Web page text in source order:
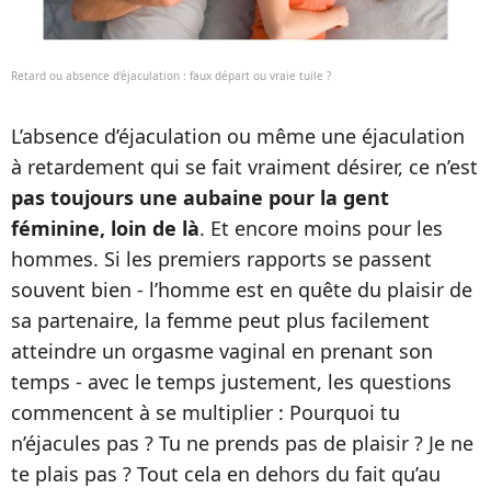
Retard ou absence d'éjaculation : faux départ ou vraie tuile ?
L’absence d’éjaculation ou même une éjaculation
à retardement qui se fait vraiment désirer, ce n’est
pas toujours une aubaine pour la gent
féminine, loin de là. Et encore moins pour les
hommes. Si les premiers rapports se passent
souvent bien - l’homme est en quête du plaisir de
sa partenaire, la femme peut plus facilement
atteindre un orgasme vaginal en prenant son
temps - avec le temps justement, les questions
commencent à se multiplier : Pourquoi tu
n’éjacules pas ? Tu ne prends pas de plaisir ? Je ne
te plais pas ? Tout cela en dehors du fait qu’au